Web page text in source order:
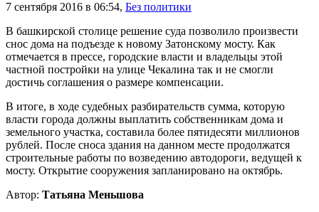
7 сентября 2016 в 06:54, Без политики
В башкирской столице решение суда позволило произвести
снос дома на подъезде к новому Затонскому мосту. Как
отмечается в прессе, городские власти и владельцы этой
частной постройки на улице Чекалина так и не смогли
достичь соглашения о размере компенсации.
В итоге, в ходе судебных разбирательств сумма, которую
власти города должны выплатить собственникам дома и
земельного участка, составила более пятидесяти миллионов
рублей. После сноса здания на данном месте продолжатся
строительные работы по возведению автодороги, ведущей к
мосту. Открытие сооружения запланировано на октябрь.
Автор: Татьяна Меньшова